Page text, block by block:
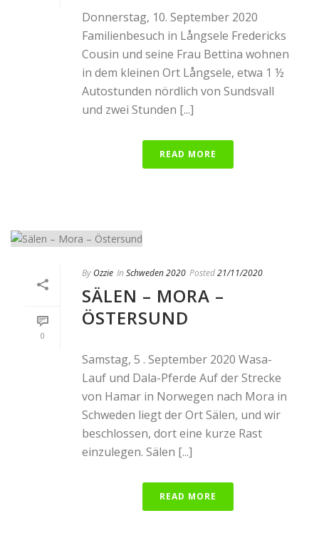
Donnerstag, 10. September 2020
Familienbesuch in Långsele Fredericks
Cousin und seine Frau Bettina wohnen
in dem kleinen Ort Långsele, etwa 1 ½
Autostunden nördlich von Sundsvall
und zwei Stunden [...]
READ MORE
0
By Ozzie In Schweden 2020 Posted21/11/2020
SÄLEN – MORA –
ÖSTERSUND
Samstag, 5 . September 2020 Wasa-
Lauf und Dala-Pferde Auf der Strecke
von Hamar in Norwegen nach Mora in
Schweden liegt der Ort Sälen, und wir
beschlossen, dort eine kurze Rast
einzulegen. Sälen [...]
READ MORE